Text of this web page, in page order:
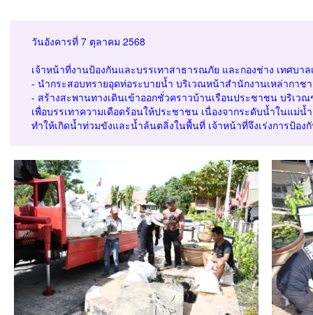
วันอังคารที่ 7 ตุลาคม 2568
เจ้าหน้าที่งานป้องกันและบรรเทาสาธารณภัย และกองช่าง เทศบ
- นำกระสอบทรายอุดท่อระบายน้ำ บริเวณหน้าสำนักงานเหล่ากา
- สร้างสะพานทางเดินเข้าออกชั่วคราวบ้านเรือนประชาชน บริเว
เพื่อบรรเทาความเดือดร้อนให้ประชาชน เนื่องจากระดับน้ำในแม่น้
ทำให้เกิดน้ำท่วมขังและน้ำล้นตลิ่งในพื้นที่ เจ้าหน้าที่จึงเร่งการป้อ